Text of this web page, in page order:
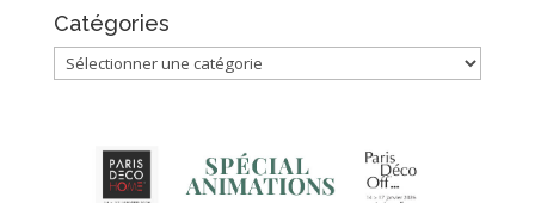
Catégories
Catégories